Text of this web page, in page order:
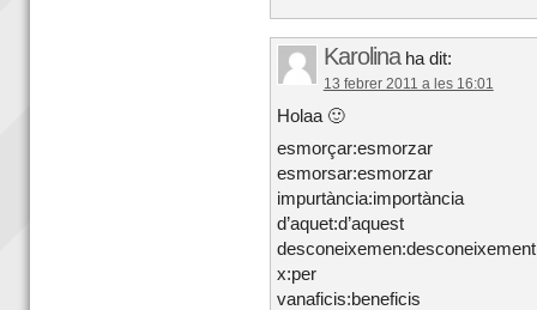
Karolina ha dit:
13 febrer 2011 a les 16:01
Holaa 🙂
esmorçar:esmorzar
esmorsar:esmorzar
impurtància:importància
d’aquet:d’aquest
desconeixemen:desconeixement
x:per
vanaficis:beneficis